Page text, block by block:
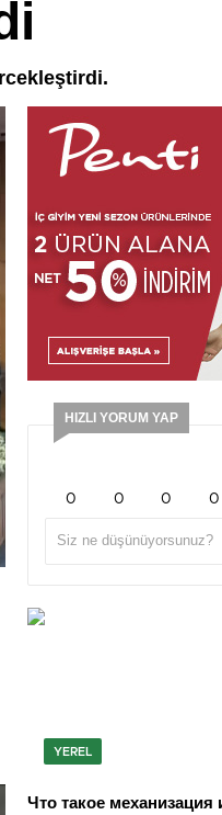
HIZLI YORUM YAP
0 0 0 0
YEREL
Что такое механизация